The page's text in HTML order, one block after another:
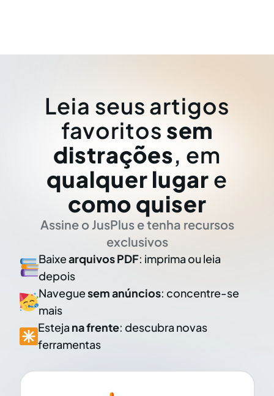
Leia seus artigos
favoritos sem
distrações, em
qualquer lugar e
como quiser
Assine o JusPlus e tenha recursos
exclusivos
Baixearquivos PDF: imprima ou leia
depois
Naveguesem anúncios: concentre-se
mais
Esteja na frente: descubra novas
ferramentas